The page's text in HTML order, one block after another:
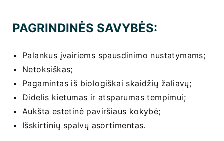
PAGRINDINĖS SAVYBĖS:
Palankus įvairiems spausdinimo nustatymams;
Netoksiškas;
Pagamintas iš biologiškai skaidžių žaliavų;
Didelis kietumas ir atsparumas tempimui;
Aukšta estetinė paviršiaus kokybė;
Išskirtinių spalvų asortimentas.